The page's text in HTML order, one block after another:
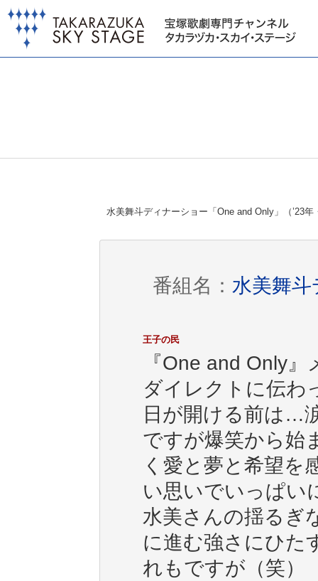
水美舞斗ディナーショー「One and Only」（’23年
番組名： 水美舞
王子の民
『One and Only
ダイレクトに伝わ
日が開ける前は…
ですが爆笑から始
く愛と夢と希望を
い思いでいっぱい
水美さんの揺るぎ
に進む強さにひた
れもですが（笑）